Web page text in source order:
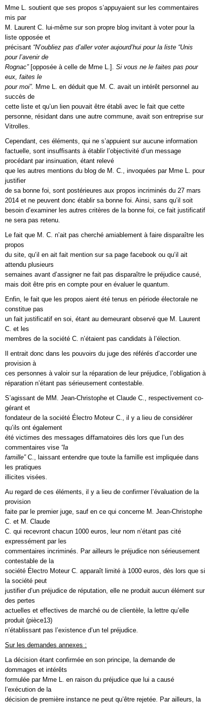
Mme L. soutient que ses propos s’appuyaient sur les commentaires
mis par
M. Laurent C. lui-même sur son propre blog invitant à voter pour la
liste opposée et
précisant “N’oubliez pas d’aller voter aujourd’hui pour la liste “Unis
pour l’avenir de
Rognac”[opposée à celle de Mme L.]. Si vous ne le faites pas pour
eux, faites le
pour moi”. Mme L. en déduit que M. C. avait un intérêt personnel au
succès de
cette liste et qu’un lien pouvait être établi avec le fait que cette
personne, résidant dans une autre commune, avait son entreprise sur
Vitrolles.
Cependant, ces éléments, qui ne s’appuient sur aucune information
factuelle, sont insuffisants à établir l’objectivité d’un message
procédant par insinuation, étant relevé
que les autres mentions du blog de M. C., invoquées par Mme L. pour
justifier
de sa bonne foi, sont postérieures aux propos incriminés du 27 mars
2014 et ne peuvent donc établir sa bonne foi. Ainsi, sans qu’il soit
besoin d’examiner les autres critères de la bonne foi, ce fait justificatif
ne sera pas retenu.
Le fait que M. C. n’ait pas cherché amiablement à faire disparaître les
propos
du site, qu’il en ait fait mention sur sa page facebook ou qu’il ait
attendu plusieurs
semaines avant d’assigner ne fait pas disparaître le préjudice causé,
mais doit être pris en compte pour en évaluer le quantum.
Enfin, le fait que les propos aient été tenus en période électorale ne
constitue pas
un fait justificatif en soi, étant au demeurant observé que M. Laurent
C. et les
membres de la société C. n’étaient pas candidats à l’élection.
Il entrait donc dans les pouvoirs du juge des référés d’accorder une
provision à
ces personnes à valoir sur la réparation de leur préjudice, l’obligation à
réparation n’étant pas sérieusement contestable.
S’agissant de MM. Jean-Christophe et Claude C., respectivement co-
gérant et
fondateur de la société Électro Moteur C., il y a lieu de considérer
qu’ils ont également
été victimes des messages diffamatoires dès lors que l’un des
commentaires vise “la
famille”C., laissant entendre que toute la famille est impliquée dans
les pratiques
illicites visées.
Au regard de ces éléments, il y a lieu de confirmer l’évaluation de la
provision
faite par le premier juge, sauf en ce qui concerne M. Jean-Christophe
C. et M. Claude
C. qui recevront chacun 1000 euros, leur nom n’étant pas cité
expressément par les
commentaires incriminés. Par ailleurs le préjudice non sérieusement
contestable de la
société Électro Moteur C. apparaît limité à 1000 euros, dès lors que si
la société peut
justifier d’un préjudice de réputation, elle ne produit aucun élément sur
des pertes
actuelles et effectives de marché ou de clientèle, la lettre qu’elle
produit (pièce13)
n’établissant pas l’existence d’un tel préjudice.
Sur les demandes annexes :
La décision étant confirmée en son principe, la demande de
dommages et intérêts
formulée par Mme L. en raison du préjudice que lui a causé
l’exécution de la
décision de première instance ne peut qu’être rejetée. Par ailleurs, la